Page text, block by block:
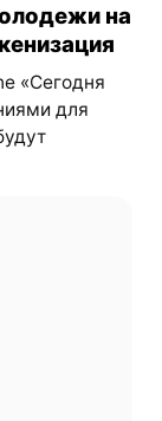
на
«Сегодня
для